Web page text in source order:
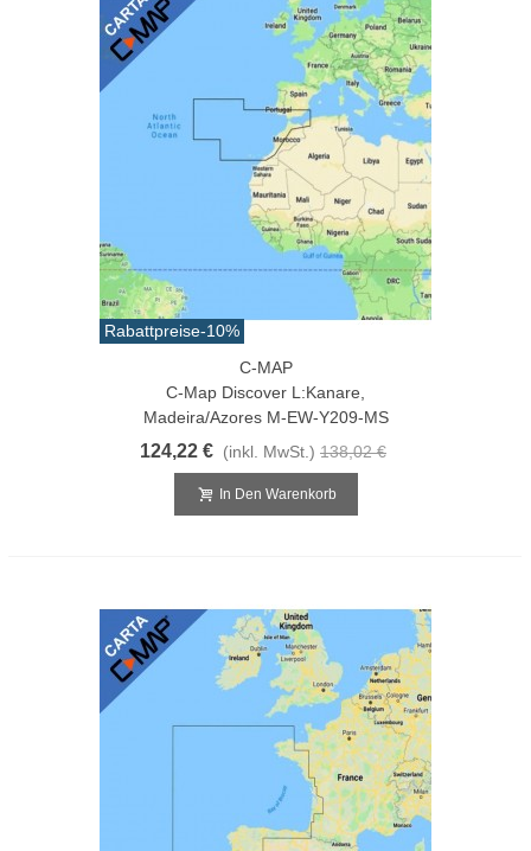
Rabattpreise-10%
C-MAP
C-Map Discover L:Kanare,
Madeira/Azores M-EW-Y209-MS
124,22 € (inkl. MwSt.) 138,02 €
In Den Warenkorb